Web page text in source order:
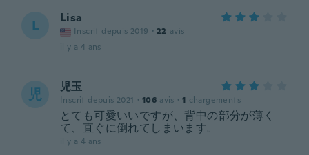
L Lisa
Inscrit depuis 2019 · 22 avis
il y a 4 ans
児 児玉
Inscrit depuis 2021 · 106 avis · 1 chargements
とても可愛いいですが、背中の部分が薄く
て、直ぐに倒れてしまいます｡
il y a 4 ans